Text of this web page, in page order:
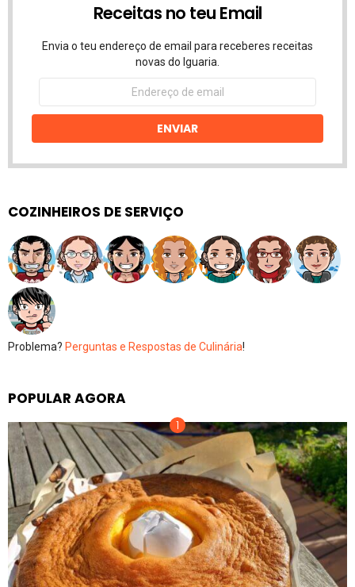
Receitas no teu Email
Envia o teu endereço de email para receberes receitas
novas do Iguaria.
Endereço
email
ENVIAR
COZINHEIROS DE SERVIÇO
Problema? Perguntas e Respostas de Culinária!
POPULAR AGORA